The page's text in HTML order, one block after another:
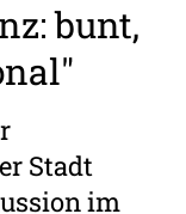
bunt,
Stadt
im